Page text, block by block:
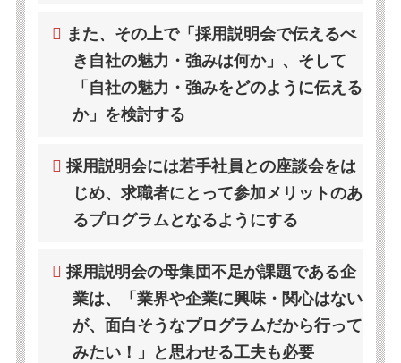
また、その上で「採用説明会で伝えるべ
き自社の魅力・強みは何か」、そして
「自社の魅力・強みをどのように伝える
か」を検討する
採用説明会には若手社員との座談会をは
じめ、求職者にとって参加メリットのあ
るプログラムとなるようにする
採用説明会の母集団不足が課題である企
業は、「業界や企業に興味・関心はない
が、面白そうなプログラムだから行って
みたい！」と思わせる工夫も必要